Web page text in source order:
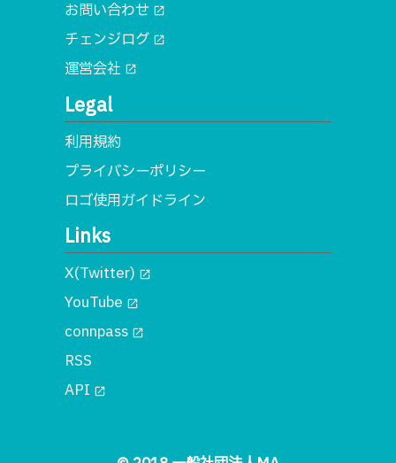
お問い合わせ open_in_new
チェンジログ open_in_new
運営会社 open_in_new
Legal
利用規約
プライバシーポリシー
ロゴ使用ガイドライン
Links
X(Twitter) open_in_new
YouTube open_in_new
connpass open_in_new
RSS
API open_in_new